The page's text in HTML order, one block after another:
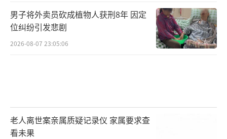
男子将外卖员砍成植物人获刑8年 因定
位纠纷引发悲剧
2026-08-07 23:05:06
老人离世案亲属质疑记录仪 家属要求查
看未果